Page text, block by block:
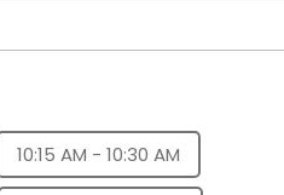
10:15 AM - 10:30 AM